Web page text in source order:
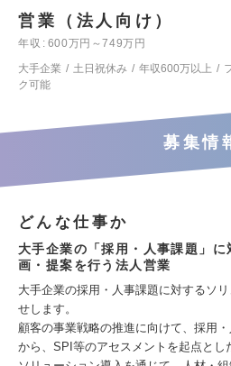
営業（法人向け）
年収
600万円～749万円
大手企業
土日祝休み 年収600万以上
ク可能
募集情
どんな仕事か
大手企業の「採用・人事課題」
画・提案を行う法人営業
大手企業の採用・人事課題に対するソ
せします。
顧客の事業戦略の推進に向けて、採用
から、SPI等のアセスメントを起点とし